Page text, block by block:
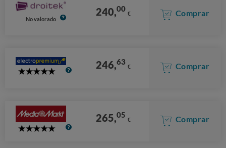
No valorado
240,00 € Comprar
5
246,63 € Comprar
5
265,05 € Comprar